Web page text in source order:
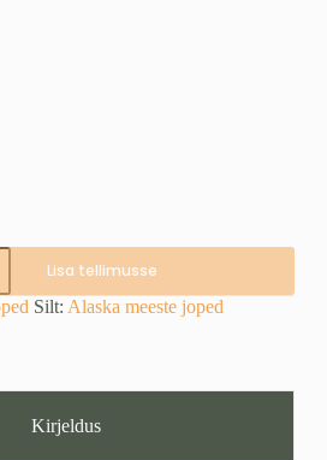
Lisa tellimusse
Silt: Alaska meeste joped
Kirjeldus